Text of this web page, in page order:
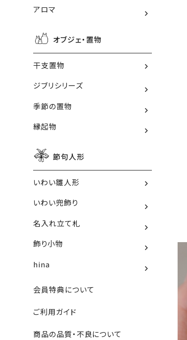
アロマ
オブジェ・置物
干支置物
ジブリシリーズ
季節の置物
縁起物
節句人形
いわい雛人形
いわい兜飾り
名入れ立て札
飾り小物
hina
会員特典について
ご利用ガイド
商品の品質・不良について